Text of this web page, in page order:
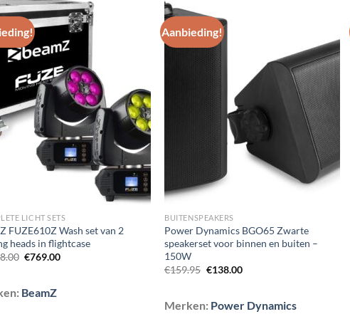
LICHT SETS
FUZE610Z Wash set van 2
heads in flightcase
Oorspronkelijke
€769.00Huidige
BeamZ
Aanbieding!
Toevoegen
aan
wenslijst
BUITENSPEAKERS
Power Dynamics BGO65 Zwarte
speakerset voor binnen en buiten –
150W
€159.95 Oorspronkelijke
€138.00Huidige
Merken: Power Dynamics